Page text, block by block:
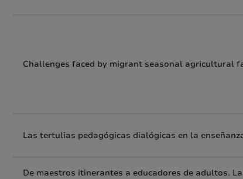
Challenges faced by migrant seasonal agricultural
Las tertulias pedagógicas dialógicas en la
De maestros itinerantes a educadores de adultos.